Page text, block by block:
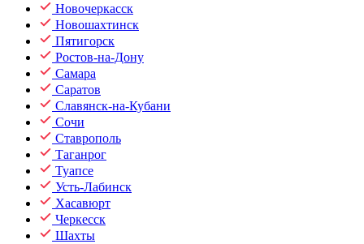
Новочеркасск
Новошахтинск
Пятигорск
Ростов-на-Дону
Самара
Саратов
Славянск-на-Кубани
Сочи
Ставрополь
Таганрог
Туапсе
Усть-Лабинск
Хасавюрт
Черкесск
Шахты